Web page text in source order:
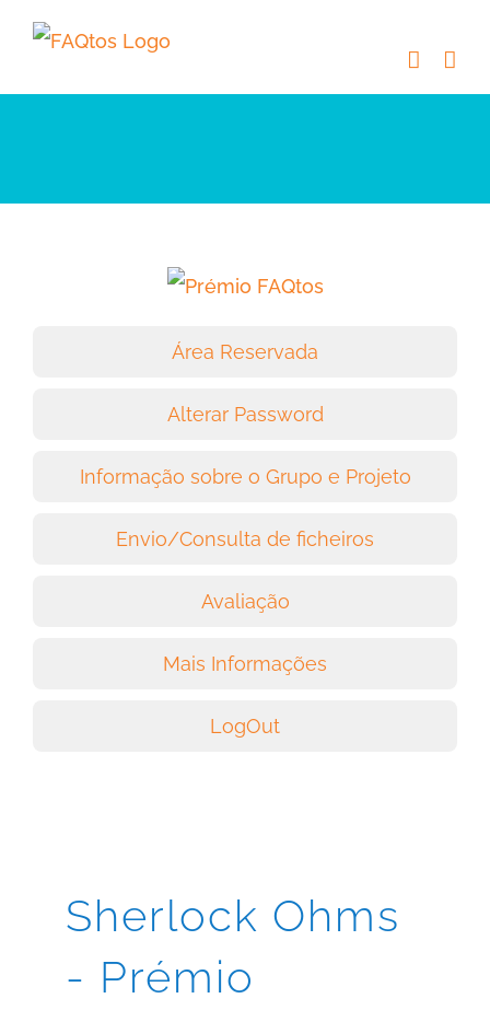
Skip
content
Sherlock Ohms
- Prémio
Área Reservada
Alterar Password
Informação sobre o Grupo e Projeto
Envio/Consulta de ficheiros
Avaliação
Mais Informações
LogOut